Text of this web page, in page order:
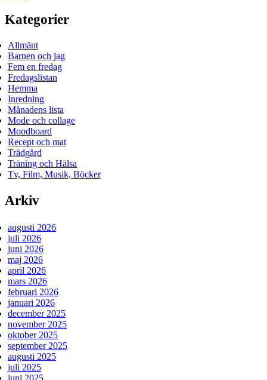
Kategorier
Allmänt
Barnen och jag
Fem en fredag
Fredagslistan
Hemma
Inredning
Månadens lista
Mode och collage
Moodboard
Recept och mat
Trädgård
Träning och Hälsa
Tv, Film, Musik, Böcker
Arkiv
augusti 2026
juli 2026
juni 2026
maj 2026
april 2026
mars 2026
februari 2026
januari 2026
december 2025
november 2025
oktober 2025
september 2025
augusti 2025
juli 2025
juni 2025